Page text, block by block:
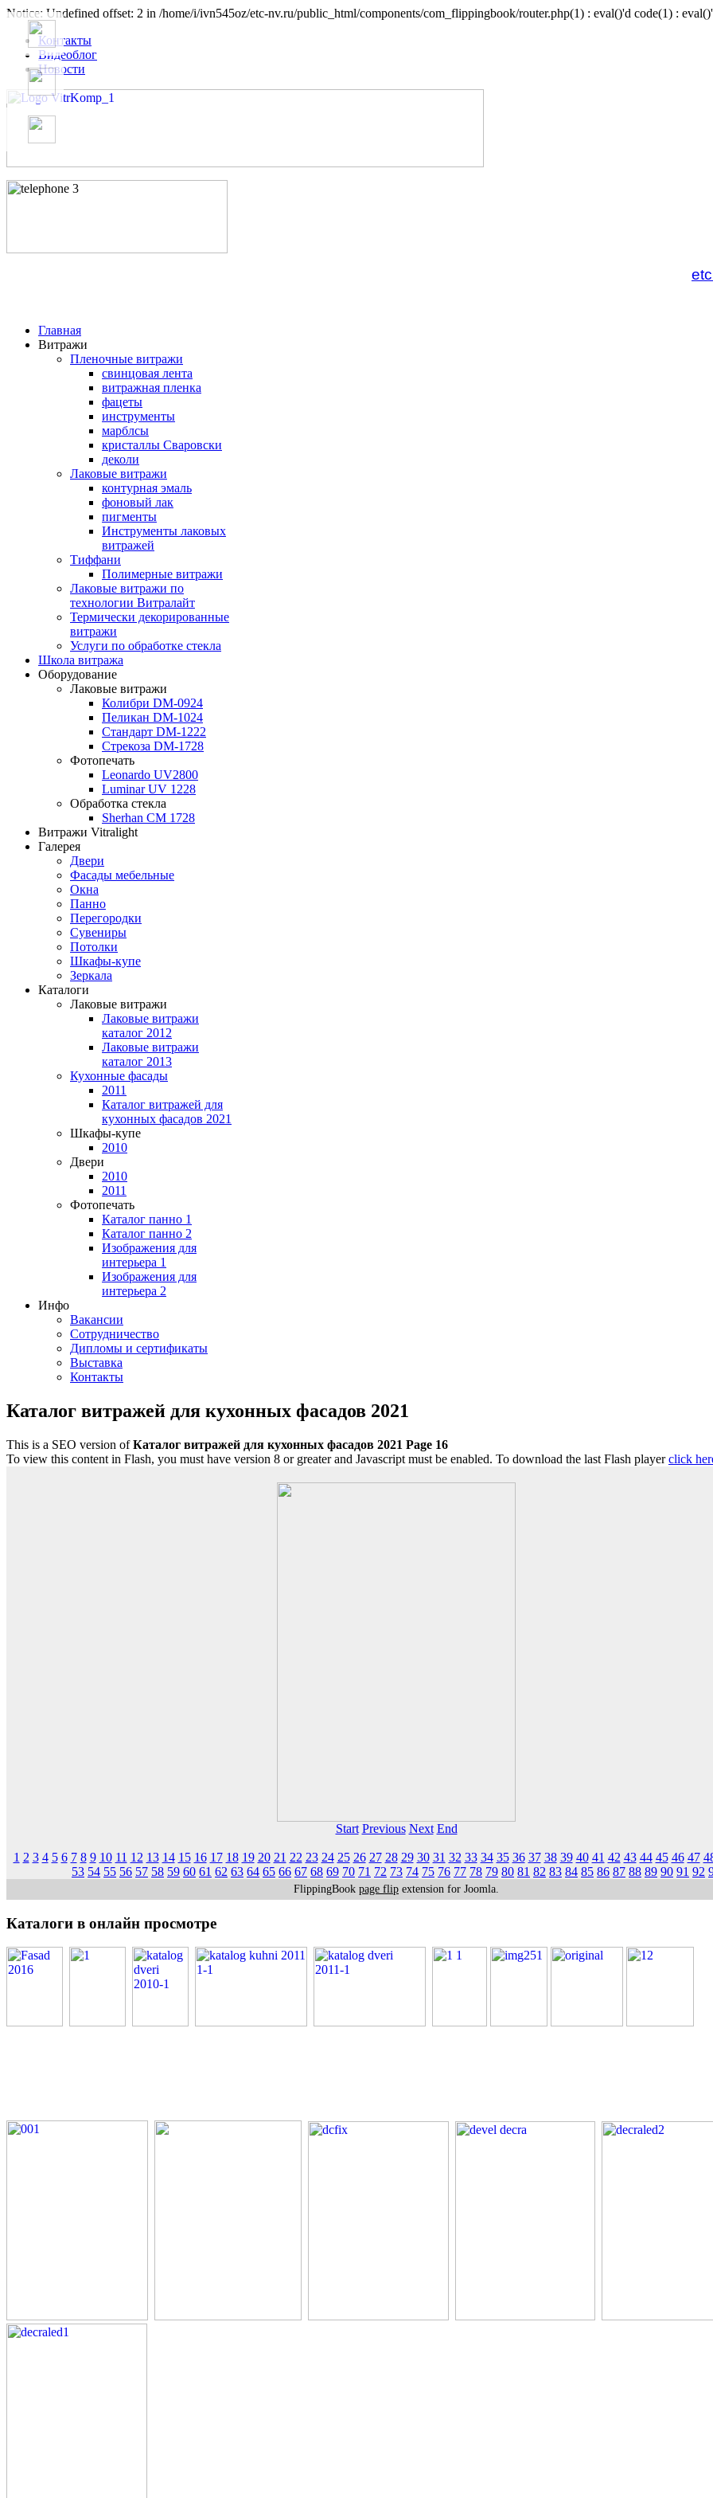
Notice: Undefined offset: 2 in /home/i/ivn545oz/etc-nv.ru/public_html/components/com_flippingbook/router.php(1) : eval()'d code(1) :
Контакты
Видеоблог
Новости
Главная
Витражи
Пленочные витражи
свинцовая лента
витражная пленка
фацеты
инструменты
марблсы
кристаллы Сваровски
деколи
Лаковые витражи
контурная эмаль
фоновый лак
пигменты
Инструменты лаковых
витражей
Тиффани
Полимерные витражи
Лаковые витражи по
технологии Витралайт
Термически декорированные
витражи
Услуги по обработке стекла
Школа витража
Оборудование
Лаковые витражи
Колибри DM-0924
Пеликан DM-1024
Стандарт DM-1222
Стрекоза DM-1728
Фотопечать
Leonardo UV2800
Luminar UV 1228
Обработка стекла
Sherhan CM 1728
Витражи Vitralight
Галерея
Двери
Фасады мебельные
Окна
Панно
Перегородки
Сувениры
Потолки
Шкафы-купе
Зеркала
Каталоги
Лаковые витражи
Лаковые витражи
каталог 2012
Лаковые витражи
каталог 2013
Кухонные фасады
2011
Каталог витражей для
кухонных фасадов 2021
Шкафы-купе
2010
Двери
2010
2011
Фотопечать
Каталог панно 1
Каталог панно 2
Изображения для
интерьера 1
Изображения для
интерьера 2
Инфо
Вакансии
Сотрудничество
Дипломы и сертификаты
Выставка
Контакты
Каталог витражей для кухонных фасадов 2021
This is a SEO version ofКаталог витражей для кухонных фасадов 2021 Page 16
To view this content in Flash, you must have version 8 or greater and Javascript must be enabled. To download the last Flash playerclick
Start Previous Next End
1 2 3 4 5 6 7 8 9 10 11 12 13 14 15 16 17 18 19 20 21 22 23 24 25 26 27 28 29 30 31 32 33 34 35 36 37 38 39 40 41 42 43 44 45 46 47
53 54 55 56 57 58 59 60 61 62 63 64 65 66 67 68 69 70 71 72 73 74 75 76 77 78 79 80 81 82 83 84 85 86 87 88 89 90 91 92
FlippingBook page flip extension for Joomla.
Каталоги в онлайн просмотре